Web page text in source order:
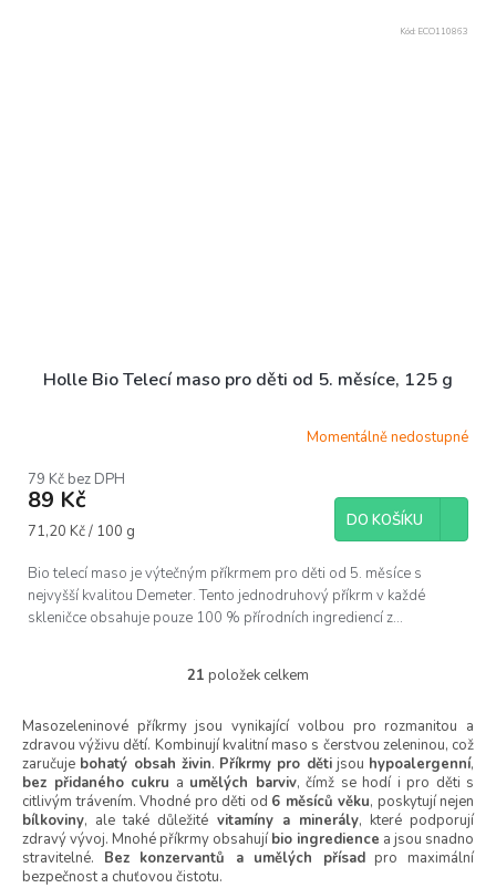
Holle Bio Telecí maso pro děti od 5. měsíce, 125 g
Momentálně nedostupné
79 Kč bez DPH
89 Kč
Měrná
71,20 Kč / 100 g
DO KOŠÍKU
Bio telecí maso je výtečným příkrmem pro děti od 5. měsíce s
nejvyšší kvalitou Demeter. Tento jednodruhový příkrm v každé
skleničce obsahuje pouze 100 % přírodních ingrediencí z...
Kód: ECO110863
O
l
á
d
a
c
í
p
21 položek celkem
Masozeleninové příkrmy jsou vynikající volbou pro rozmanitou a
zdravou výživu dětí. Kombinují kvalitní maso s čerstvou zeleninou, což
zaručuje bohatý obsah živin. Příkrmy pro dětijsou hypoalergenní,
bez přidaného cukru a umělých barviv, čímž se hodí i pro děti s
citlivým trávením. Vhodné pro děti od 6 měsíců věku, poskytují nejen
bílkoviny, ale také důležité vitamíny a minerály, které podporují
zdravý vývoj. Mnohé příkrmy obsahujíbio ingredience a jsou snadno
stravitelné. Bez konzervantů a umělých přísadpro maximální
bezpečnost a chuťovou čistotu.